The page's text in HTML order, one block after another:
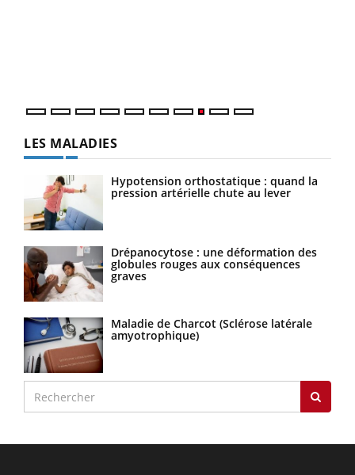
LES MALADIES
Hypotension orthostatique : quand la
pression artérielle chute au lever
Drépanocytose : une déformation des
globules rouges aux conséquences
graves
Maladie de Charcot (Sclérose latérale
amyotrophique)